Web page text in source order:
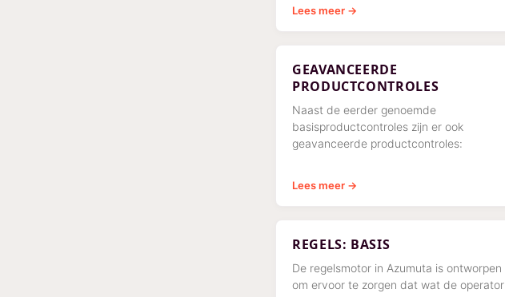
Lees meer →
GEAVANCEERDE
PRODUCTCONTROLES
Naast de eerder genoemde
basisproductcontroles zijn er ook
geavanceerde productcontroles:
Lees meer →
REGELS: BASIS
De regelsmotor in Azumuta is ontworpen
om ervoor te zorgen dat wat de operator